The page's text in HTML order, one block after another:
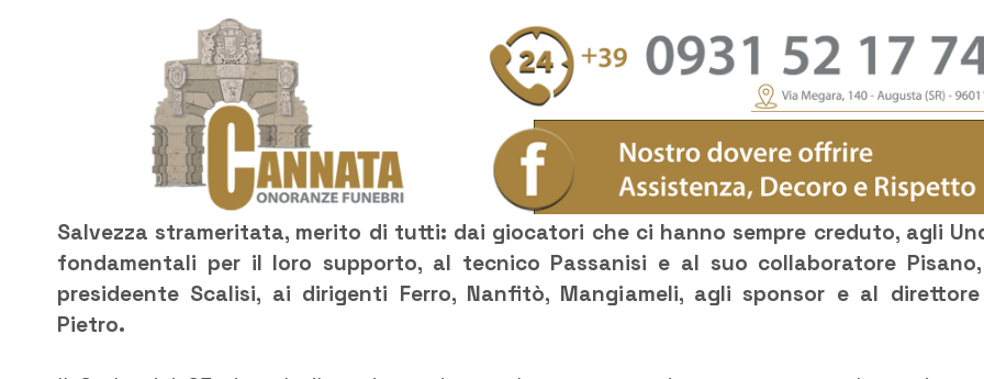
Salvezza strameritata, merito di tutti: dai giocatori che ci hanno sempre creduto, agli
fondamentali per il loro supporto, al tecnico Passanisi e al suo collaboratore
presideente Scalisi, ai dirigenti Ferro, Nanfitò, Mangiameli, agli sponsor e al
Pietro.